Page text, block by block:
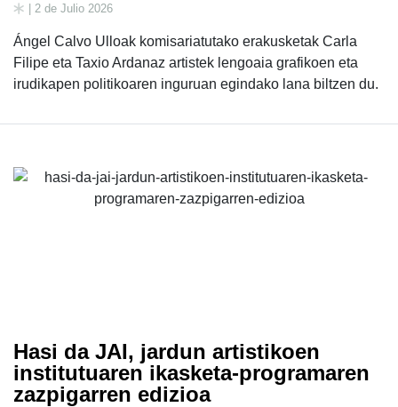
| 2 de Julio 2026
Ángel Calvo Ulloak komisariatutako erakusketak Carla
Filipe eta Taxio Ardanaz artistek lengoaia grafikoen eta
irudikapen politikoaren inguruan egindako lana biltzen du.
Hasi da JAI, jardun artistikoen
institutuaren ikasketa-programaren
zazpigarren edizioa